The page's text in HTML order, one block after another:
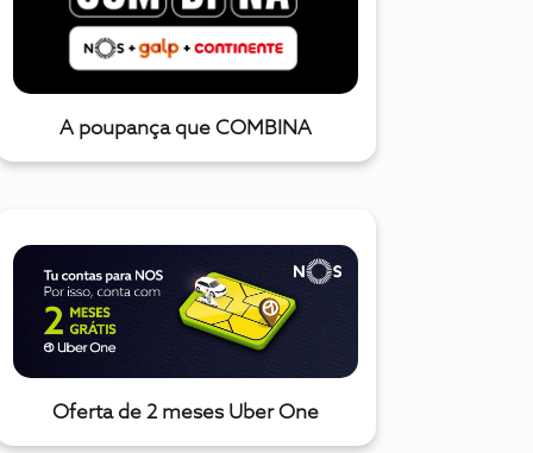
A poupança que COMBINA
Oferta de 2 meses Uber One